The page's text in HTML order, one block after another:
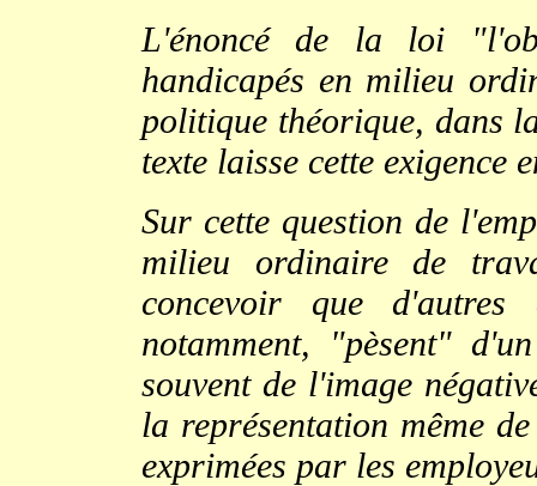
L'énoncé de la loi
handicapés en milieu
politique théorique, dans
texte laisse cette exigence
Sur cette question de
milieu ordinaire de
concevoir que d'autres
notamment, "pèsent"
souvent de l'image
la représentation même
exprimées par les